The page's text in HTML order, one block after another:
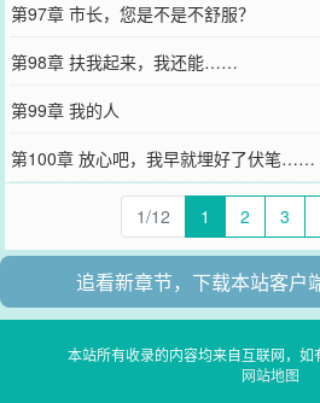
第97章 市长，您是不是不舒服？
第98章 扶我起来，我还能……
第99章 我的人
第100章 放心吧，我早就埋好了伏笔……
1/12 1 2 3
追看新章节，下载本站客户
本站所有收录的内容均来自互联网，如
网站地图